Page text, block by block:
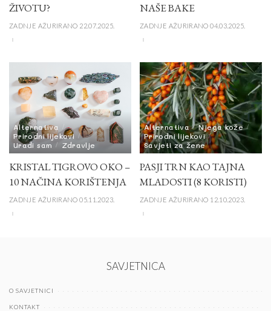
ŽIVOTU?
ZADNJE AŽURIRANO 22.07.2025.
NAŠE BAKE
ZADNJE AŽURIRANO 04.03.2025.
Alternativa
Prirodni lijekovi
Uradi sam
Zdravlje
KRISTAL TIGROVO OKO –
10 NAČINA KORIŠTENJA
ZADNJE AŽURIRANO 05.11.2023.
Alternativa
Njega kože
Prirodni lijekovi
Savjeti za žene
PASJI TRN KAO TAJNA
MLADOSTI (8 KORISTI)
ZADNJE AŽURIRANO 12.10.2023.
SAVJETNICA
O SAVJETNICI
KONTAKT